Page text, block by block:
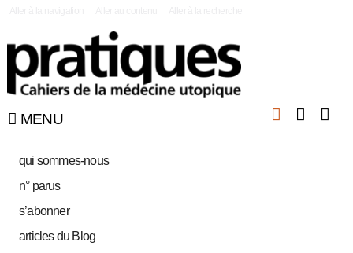
MENU
qui sommes-nous
n° parus
s’abonner
articles du Blog